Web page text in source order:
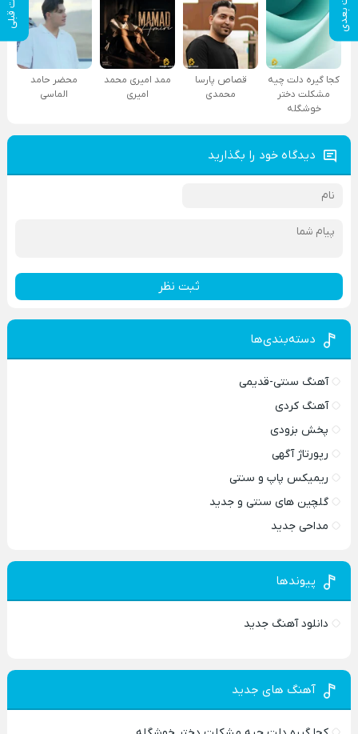
کجا گیره دلت چیه
مشکلت دختر
خوشگله
قصاص پارسا
محمدی
ممد امیری محمد
امیری
محضر حامد
الماسی
دیدگاه خود را بگذارید
ثبت نظر
دسته‌بندی‌ها
آهنگ سنتی-قدیمی
آهنگ کردی
پخش بزودی
رپورتاژ آگهی
ریمیکس پاپ و سنتی
گلچین های سنتی و جدید
مداحی جدید
پیوندها
دانلود آهنگ جدید
آهنگ های جدید